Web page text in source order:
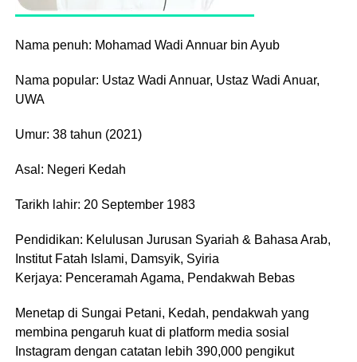
Nama penuh: Mohamad Wadi Annuar bin Ayub
Nama popular: Ustaz Wadi Annuar, Ustaz Wadi Anuar,
UWA
Umur: 38 tahun (2021)
Asal: Negeri Kedah
Tarikh lahir: 20 September 1983
Pendidikan: Kelulusan Jurusan Syariah & Bahasa Arab,
Institut Fatah Islami, Damsyik, Syiria
Kerjaya: Penceramah Agama, Pendakwah Bebas
Menetap di Sungai Petani, Kedah, pendakwah yang
membina pengaruh kuat di platform media sosial
Instagram dengan catatan lebih 390,000 pengikut